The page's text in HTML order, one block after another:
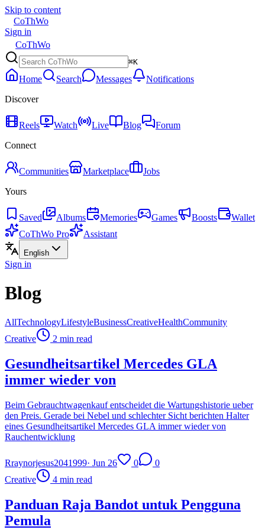
Skip to content
CoThWo
Sign in
CoThWo
⌘K
Home Search Messages
Notifications
Discover
Reels Watch Live Blog
Forum
Connect
Communities Marketplace
Jobs
Yours
Saved Albums Memories Games Boosts
Wallet
CoThWo Pro
Assistant
English
Sign in
Blog
AllTechnologyLifestyleBusinessCreativeHealthCommunity
Creative
2 min read
Gesundheitsartikel Mercedes GLA
immer wieder von
Beim Gebrauchtwagenkauf entscheidet die Wartungshistorie ueber
den Preis. Gerade bei Nebel und schlechter Sicht berichten Halter
eines Gesundheitsartikel Mercedes GLA immer wieder von
Rauchentwicklung
Rraynorjesus2041999· Jun 26 0
0
Creative
4 min read
Panduan Raja Bandot untuk Pengguna
Pemula